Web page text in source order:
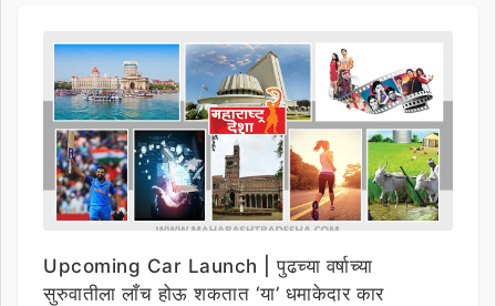
Upcoming Car Launch | पुढच्या वर्षाच्या
सुरुवातीला लाँच होऊ शकतात ‘या’ धमाकेदार कार